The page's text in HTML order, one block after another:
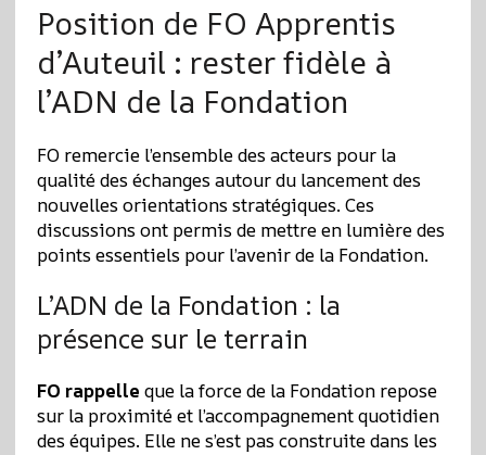
Position de FO Apprentis
d’Auteuil : rester fidèle à
l’ADN de la Fondation
FO remercie l’ensemble des acteurs pour la
qualité des échanges autour du lancement des
nouvelles orientations stratégiques. Ces
discussions ont permis de mettre en lumière des
points essentiels pour l’avenir de la Fondation.
L’ADN de la Fondation : la
présence sur le terrain
FO rappelle que la force de la Fondation repose
sur la proximité et l’accompagnement quotidien
des équipes. Elle ne s’est pas construite dans les